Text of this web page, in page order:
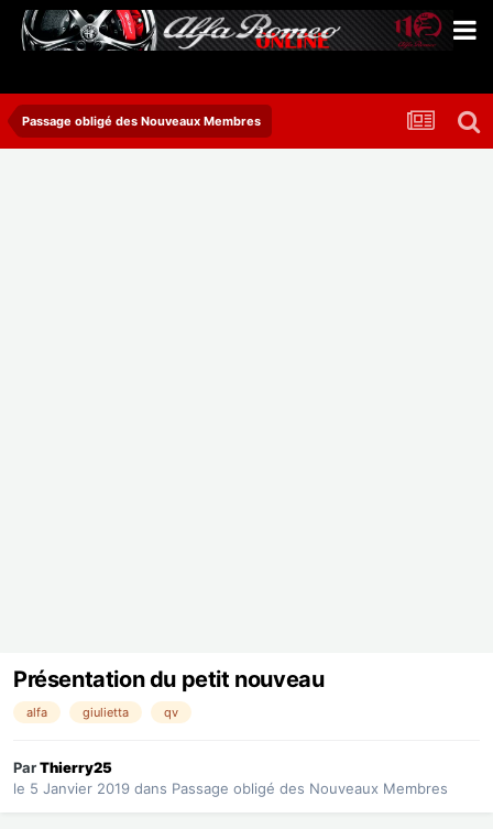
Passage obligé des Nouveaux Membres
Présentation du petit nouveau
alfa giulietta qv
ParThierry25
le 5 Janvier 2019 dans Passage obligé des Nouveaux Membres